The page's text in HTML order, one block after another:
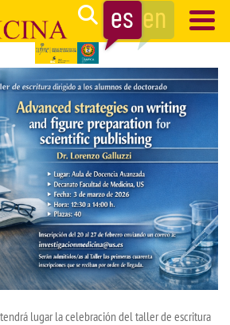
Search
lugar la celebración del taller de escritura